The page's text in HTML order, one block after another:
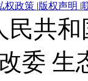
权政策 |版权声明 |
民共
委 生